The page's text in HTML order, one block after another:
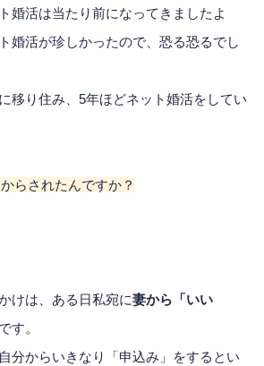
婚活は当たり前になってきましたよ
婚活が珍しかったので、恐る恐るでし
移り住み、5年ほどネット婚活をしてい
らされたんですか？
けは、ある日私宛に妻から「いい
です。
分からいきなり「申込み」をするとい